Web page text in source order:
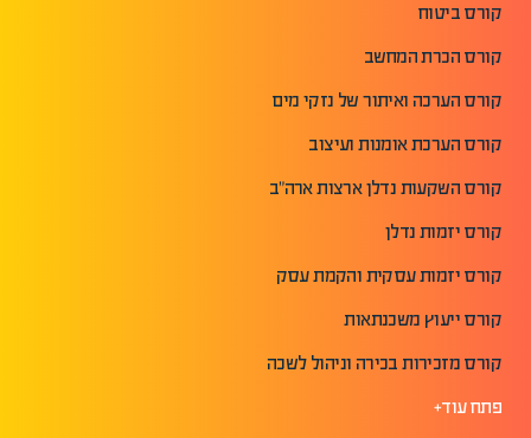
קורס ביטוח
קורס הכרת המחשב
קורס הערכה ואיתור של נזקי מים
קורס הערכת אומנות ועיצוב
קורס השקעות נדלן ארצות ארה"ב
קורס יזמות נדלן
קורס יזמות עסקית והקמת עסק
קורס ייעוץ משכנתאות
קורס מזכירות בכירה וניהול לשכה
פתח עוד+